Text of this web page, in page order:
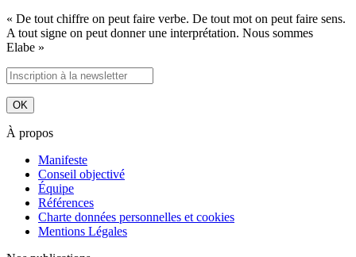
« De tout chiffre on peut faire verbe. De tout mot on peut faire sens.
A tout signe on peut donner une interprétation. Nous sommes
Elabe »
À propos
Manifeste
Conseil objectivé
Équipe
Références
Charte données personnelles et cookies
Mentions Légales